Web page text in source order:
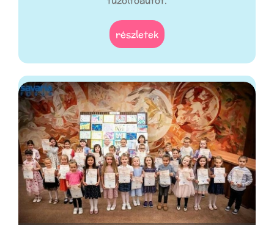
részletek